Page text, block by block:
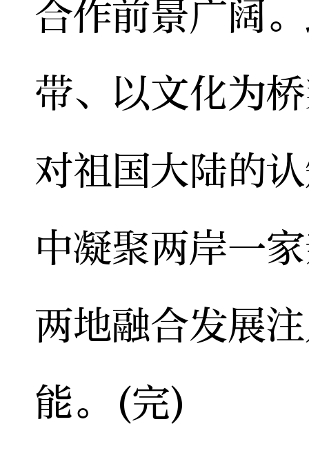
合作前景广阔
带、以文化为
对祖国大陆的
中凝聚两岸一
两地融合发展
能。(完)